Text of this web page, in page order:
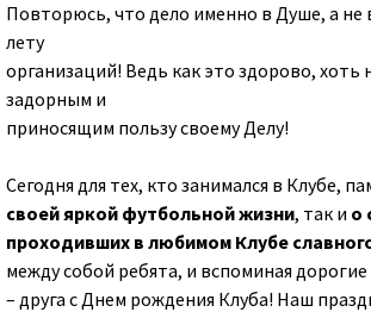
Повторюсь, что дело именно в Душе, а не
лету
организаций! Ведь как это здорово,
задорным и
приносящим пользу своему Делу!
Сегодня для тех, кто занимался в Клубе,
своей яркой футбольной жизни, так и о
проходивших в любимом Клубе
между собой ребята, и вспоминая
– друга с Днем рождения Клуба! Наш